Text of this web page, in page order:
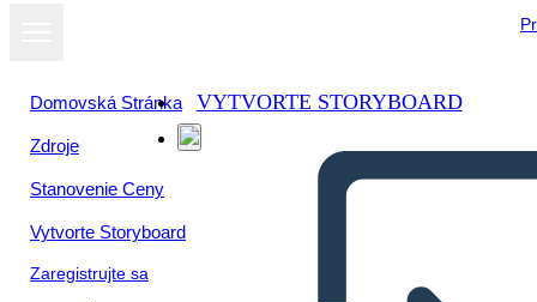
Domovská Stránka
Zdroje
Stanovenie Ceny
Vytvorte Storyboard
Zaregistrujte sa
VYTVORTE STORYBOARD